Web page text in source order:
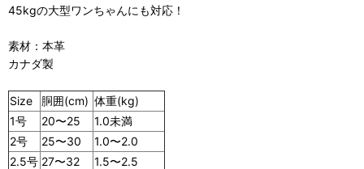
45kgの大型ワンちゃんにも対応！
素材：本革
カナダ製
Size 胴囲(cm) 体重(kg)
1号
20〜25
1.0未満
2号
25〜30
1.0〜2.0
2.5号 27〜32
1.5〜2.5